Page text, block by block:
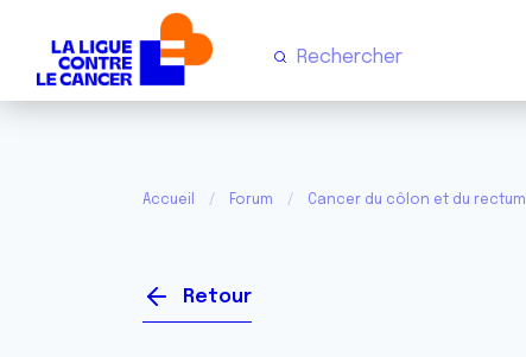
Accueil Forum Cancer du côlon et du rectum
Retour